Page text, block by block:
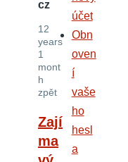
cz
12
years
1
mont
h
zpět
Zají
ma
účet
Obn
oven
í
vaše
ho
hesl
a